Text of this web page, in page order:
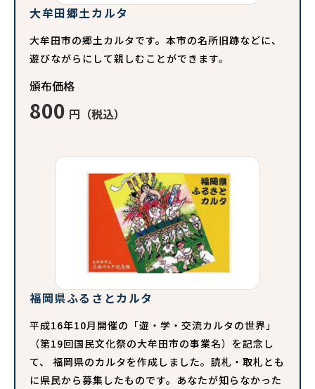
大牟田郷土カルタ
大牟田市の郷土カルタです。本市の名所旧跡などに、
遊びながらにして親しむことができます。
頒布価格
800 円（税込）
福岡県ふるさとカルタ
平成16年10月開催の「遊・学・交流カルタの世界」
（第19回国民文化祭の大牟田市の事業名）を記念し
て、 福岡県のカルタを作成しました。読札・取札とも
に県民から募集したものです。あなたが知らなかった